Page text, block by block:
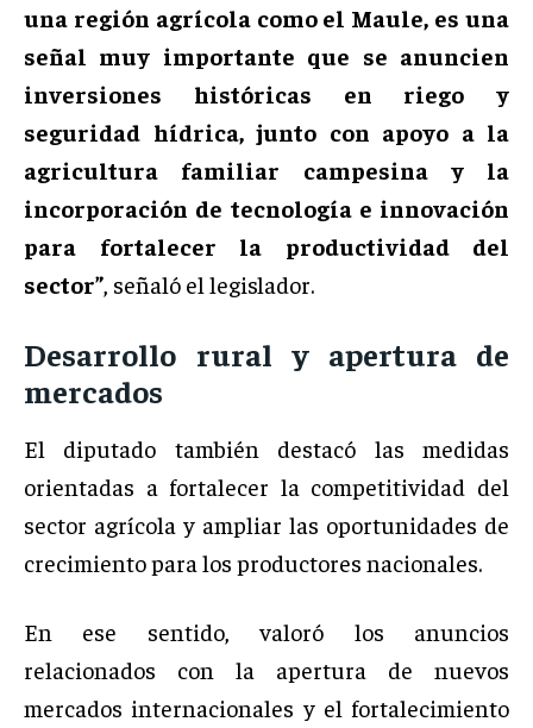
una región agrícola como el Maule, es una
señal muy importante que se anuncien
inversiones históricas en riego y
seguridad hídrica, junto con apoyo a la
agricultura familiar campesina y la
incorporación de tecnología e innovación
para fortalecer la productividad del
sector” , señaló el legislador.
Desarrollo rural y apertura de
mercados
El diputado también destacó las medidas
orientadas a fortalecer la competitividad del
sector agrícola y ampliar las oportunidades de
crecimiento para los productores nacionales.
En ese sentido, valoró los anuncios
relacionados con la apertura de nuevos
mercados internacionales y el fortalecimiento